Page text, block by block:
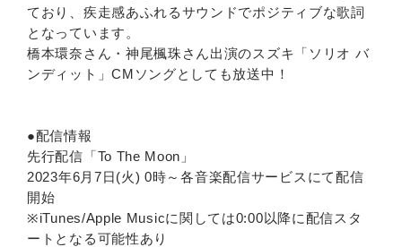
ており、疾走感あふれるサウンドでポジティブな歌詞
となっています。
橋本環奈さん・神尾楓珠さん出演のスズキ「ソリオ バ
ンディット」CMソングとしても放送中！
●配信情報
先行配信「To The Moon」
2023年6月7日(火) 0時～各音楽配信サービスにて配信
開始
※iTunes/Apple Musicに関しては0:00以降に配信スタ
ートとなる可能性あり